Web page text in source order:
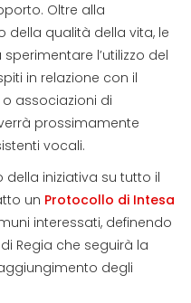
Oltre alla
della qualità della vita, le
l’utilizzo del
in relazione con il
associazioni di
prossimamente
vocali.
iniziativa su tutto il
un Protocollo di Intesa
interessati, definendo
Regia che seguirà la
degli